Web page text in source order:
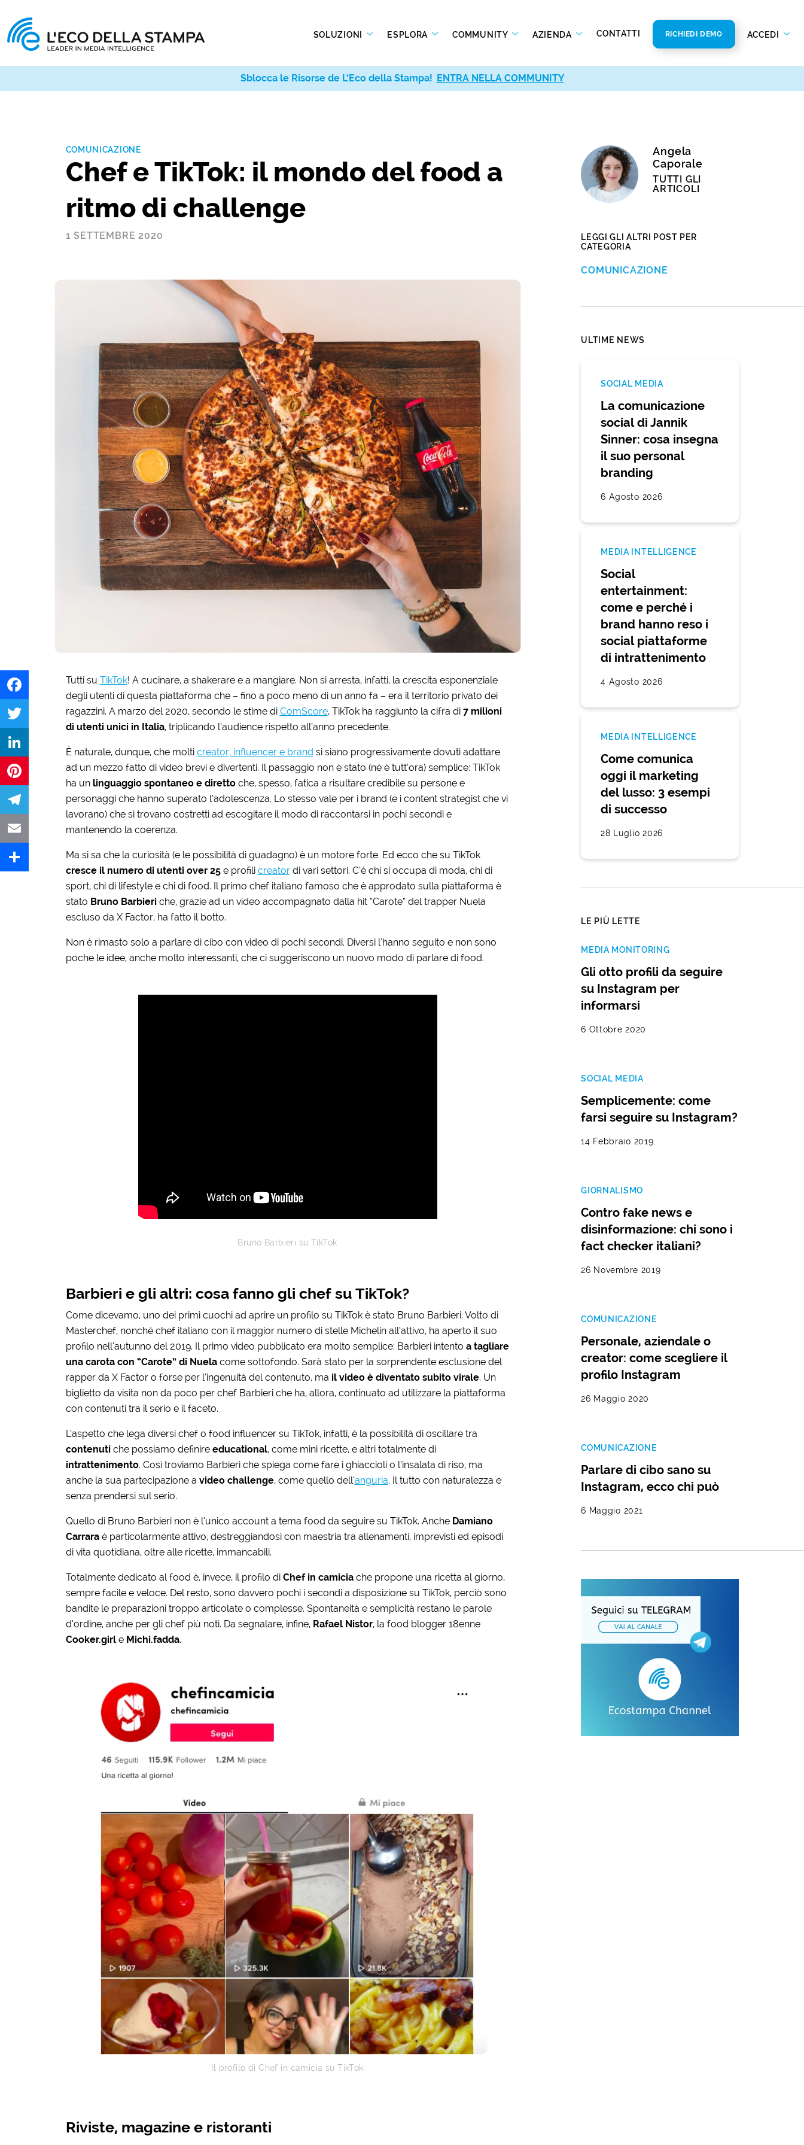
SOLUZIONI ESPLORA COMMUNITY AZIENDA CONTATTI RICHIEDI DEMO ACCEDI
Facebook
Twitter
LinkedIn
Pinterest
Telegram
Email
COMUNICAZIONE
Chef e TikTok: il mondo del food a
ritmo di challenge
1 SETTEMBRE 2020
Tutti su TikTok! A cucinare, a shakerare e a mangiare. Non si arresta, infatti, la crescita esponenziale
degli utenti di questa piattaforma che – fino a poco meno di un anno fa – era il territorio privato dei
ragazzini. A marzo del 2020, secondo le stime di ComScore, TikTok ha raggiunto la cifra di 7 milioni
di utenti unici in Italia, triplicando l’audience rispetto all’anno precedente.
È naturale, dunque, che molti creator, influencer e brand si siano progressivamente dovuti adattare
ad un mezzo fatto di video brevi e divertenti. Il passaggio non è stato (né è tutt’ora) semplice: TikTok
ha unlinguaggio spontaneo e direttoche, spesso, fatica a risultare credibile su persone e
personaggi che hanno superato l’adolescenza. Lo stesso vale per i brand (e i content strategist che vi
lavorano) che si trovano costretti ad escogitare il modo di raccontarsi in pochi secondi e
mantenendo la coerenza.
Ma si sa che la curiosità (e le possibilità di guadagno) è un motore forte. Ed ecco che su TikTok
cresce il numero di utenti over 25 e profili creatordi vari settori. C’è chi si occupa di moda, chi di
sport, chi di lifestyle e chi di food. Il primo chef italiano famoso che è approdato sulla piattaforma è
stato Bruno Barbieri che, grazie ad un video accompagnato dalla hit “Carote” del trapper Nuela
escluso da X Factor, ha fatto il botto.
Non è rimasto solo a parlare di cibo con video di pochi secondi. Diversi l’hanno seguito e non sono
poche le idee, anche molto interessanti, che ci suggeriscono un nuovo modo di parlare di food.
Bruno Barbieri su TikTok
Barbieri e gli altri: cosa fanno gli chef su TikTok?
Come dicevamo, uno dei primi cuochi ad aprire un profilo su TikTok è stato Bruno Barbieri. Volto di
Masterchef, nonché chef italiano con il maggior numero di stelle Michelin all’attivo, ha aperto il suo
profilo nell’autunno del 2019. Il primo video pubblicato era molto semplice: Barbieri intento a tagliare
una carota con “Carote” di Nuelacome sottofondo. Sarà stato per la sorprendente esclusione del
rapper da X Factor o forse per l’ingenuità del contenuto, ma il video è diventato subito virale. Un
biglietto da visita non da poco per chef Barbieri che ha, allora, continuato ad utilizzare la piattaforma
con contenuti tra il serio e il faceto.
L’aspetto che lega diversi chef o food influencer su TikTok, infatti, è la possibilità di oscillare tra
contenuti che possiamo definireeducational, come mini ricette, e altri totalmente di
intrattenimento. Così troviamo Barbieri che spiega come fare i ghiaccioli o l’insalata di riso, ma
anche la sua partecipazione a video challenge, come quello dell’anguria. Il tutto con naturalezza e
senza prendersi sul serio.
Quello di Bruno Barbieri non è l’unico account a tema food da seguire su TikTok. Anche Damiano
Carraraè particolarmente attivo, destreggiandosi con maestria tra allenamenti, imprevisti ed episodi
di vita quotidiana, oltre alle ricette, immancabili.
Totalmente dedicato al food è, invece, il profilo di Chef in camicia che propone una ricetta al giorno,
sempre facile e veloce. Del resto, sono davvero pochi i secondi a disposizione su TikTok, perciò sono
bandite le preparazioni troppo articolate o complesse. Spontaneità e semplicità restano le parole
d’ordine, anche per gli chef più noti. Da segnalare, infine, Rafael Nistor, la food blogger 18enne
Cooker.girle Michi.fadda.
Il profilo di Chef in camicia su TikTok
Riviste, magazine e ristoranti
Angela
Caporale
TUTTI GLI
ARTICOLI
LEGGI GLI ALTRI POST PER
CATEGORIA
COMUNICAZIONE
ULTIME NEWS
SOCIAL MEDIA
La comunicazione
social di Jannik
Sinner: cosa insegna
il suo personal
branding
6 Agosto 2026
MEDIA INTELLIGENCE
Social
entertainment:
come e perché i
brand hanno reso i
social piattaforme
di intrattenimento
4 Agosto 2026
MEDIA INTELLIGENCE
Come comunica
oggi il marketing
del lusso: 3 esempi
di successo
28 Luglio 2026
LE PIÙ LETTE
MEDIA MONITORING
Gli otto profili da seguire
su Instagram per
informarsi
6 Ottobre 2020
SOCIAL MEDIA
Semplicemente: come
farsi seguire su Instagram?
14 Febbraio 2019
GIORNALISMO
Contro fake news e
disinformazione: chi sono i
fact checker italiani?
26 Novembre 2019
COMUNICAZIONE
Personale, aziendale o
creator: come scegliere il
profilo Instagram
26 Maggio 2020
COMUNICAZIONE
Parlare di cibo sano su
Instagram, ecco chi può
6 Maggio 2021
Sblocca le Risorse de L’Eco della Stampa! ENTRA NELLA COMMUNITY